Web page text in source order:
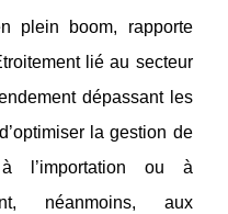
plein boom, rapporte
lié au secteur
dépassant les
la gestion de
l’importation ou à
néanmoins, aux